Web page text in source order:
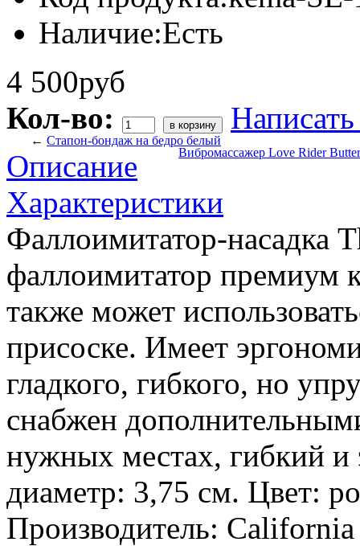
Наличие:Есть
4 500руб
Кол-во:
← Стапон-бондаж на бедро белый
Вибромассажер Love Rider
Описание
Характеристики
Фаллоимитатор-насадка
фаллоимитатор премиум
также может
присоске. Имеет
гладкого, гибкого, но
снабжен
нужных местах, гибкий
диаметр: 3,75 см. Цвет:
Производитель: